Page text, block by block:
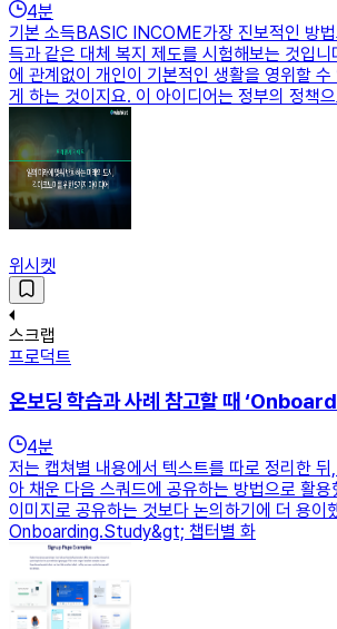
4분
기본 소득BASIC INCOME가장 진보적인 방
득과 같은 대체 복지 제도를 시험해보는 것입
에 관계없이 개인이 기본적인 생활을 영위할
게 하는 것이지요. 이 아이디어는 정부의 정책
위시켓
스크랩
프로덕트
온보딩 학습과 사례 참고할 때
4분
저는 캡쳐별 내용에서 텍스트를 따로 정리한
아 채운 다음 스쿼드에 공유하는 방법으로 활
이미지로 공유하는 것보다 논의하기에 더 용이
Onboarding.Study&gt; 챕터별 화